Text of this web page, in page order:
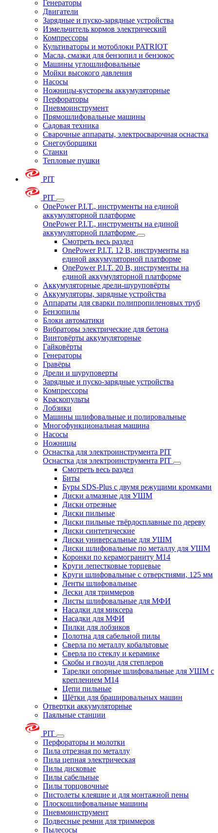
Генераторы
Двигатели
Зарядные и пуско-зарядные устройства
Измельчитель кормов электрический
Компрессоры
Культиваторы и мотоблоки PATRIOT
Масла, смазки для бензопил и бензокос
Машины углошлифовальные
Мойки высокого давления
Насосы
Ножницы-кусторезы аккумуляторные
Перфораторы
Пневмоинструмент
Прямошлифовальные машины
Садовая техника
Сварочные аппараты, электросварочная оснастка
Снегоуборщики
Станки
Тепловые пушки
PIT
PIT
OnePower P.I.T., инструменты на единой
аккумуляторной платформе
OnePower P.I.T., инструменты на единой
аккумуляторной платформе
Смотреть весь раздел
OnePower P.I.T. 12 В, инструменты на
единой аккумуляторной платформе
OnePower P.I.T. 20 В, инструменты на
единой аккумуляторной платформе
Аккумуляторные дрели-шуруповёрты
Аккумуляторы, зарядные устройства
Аппараты для сварки полипропиленовых труб
Бензопилы
Блоки автоматики
Вибраторы электрические для бетона
Винтовёрты аккумуляторные
Гайковёрты
Генераторы
Гравёры
Дрели и шуруповерты
Зарядные и пуско-зарядные устройства
Компрессоры
Краскопульты
Лобзики
Машины шлифовальные и полировальные
Многофункциональная машина
Насосы
Ножницы
Оснастка для электроинструмента PIT
Оснастка для электроинструмента PIT
Смотреть весь раздел
Биты
Буры SDS-Plus c двумя режущими кромками
Диски алмазные для УШМ
Диски отрезные
Диски пильные
Диски пильные твёрдосплавные по дереву
Диски синтетические
Диски универсальные для УШМ
Диски шлифовальные по металлу для УШМ
Коронки по керамограниту M14
Круги лепестковые торцевые
Круги шлифовальные с отверстиями, 125 мм
Ленты шлифовальные
Лески для триммеров
Листы шлифовальные для МФИ
Насадки для миксера
Насадки для МФИ
Пилки для лобзиков
Полотна для сабельной пилы
Сверла по металлу кобальтовые
Сверла по стеклу и керамике
Скобы и гвозди для степлеров
Тарелки опорные шлифовальные для УШМ с
креплением М14
Цепи пильные
Щётки для брашировальных машин
Отвертки аккумуляторные
Паяльные станции
PIT
Перфораторы и молотки
Пила отрезная по металлу
Пила цепная электрическая
Пилы дисковые
Пилы сабельные
Пилы торцовочные
Пистолеты клеящие и для монтажной пены
Плоскошлифовальные машины
Пневмоинструмент
Подвесные ремни для триммеров
Пылесосы